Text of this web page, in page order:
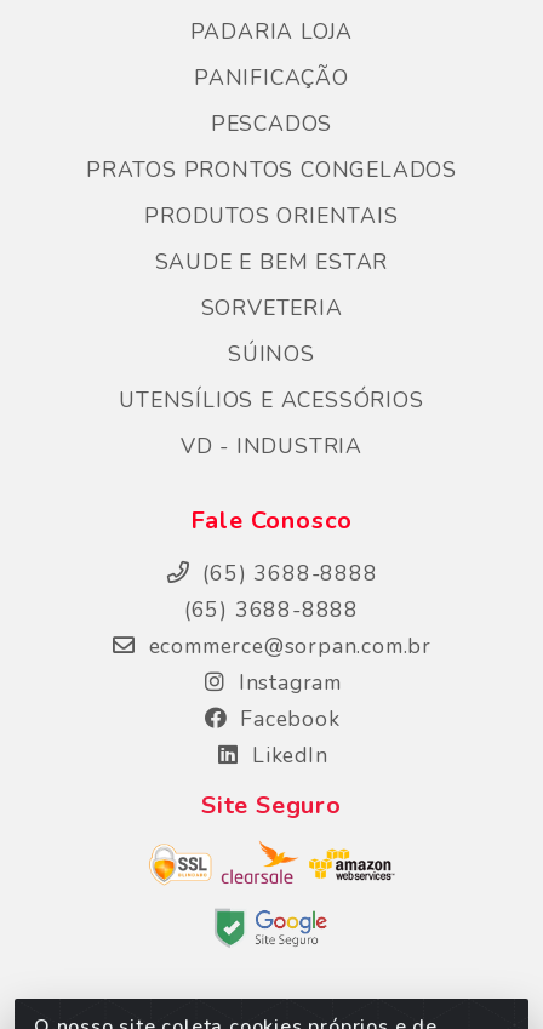
PADARIA LOJA
PANIFICAÇÃO
PESCADOS
PRATOS PRONTOS CONGELADOS
PRODUTOS ORIENTAIS
SAUDE E BEM ESTAR
SORVETERIA
SÚINOS
UTENSÍLIOS E ACESSÓRIOS
VD - INDUSTRIA
Fale Conosco
(65) 3688-8888
(65) 3688-8888
ecommerce@sorpan.com.br
Instagram
Facebook
LikedIn
Site Seguro